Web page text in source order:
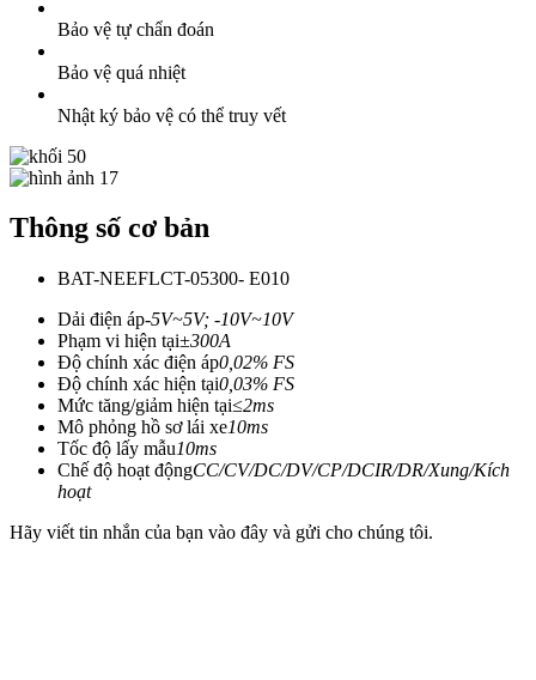
Bảo vệ tự chẩn đoán
Bảo vệ quá nhiệt
Nhật ký bảo vệ có thể truy vết
Thông số cơ bản
BAT-NEEFLCT-05300- E010
Dải điện áp-5V~5V; -10V~10V
Phạm vi hiện tại±300A
Độ chính xác điện áp0,02% FS
Độ chính xác hiện tại0,03% FS
Mức tăng/giảm hiện tại≤2ms
Mô phỏng hồ sơ lái xe10ms
Tốc độ lấy mẫu10ms
Chế độ hoạt độngCC/CV/DC/DV/CP/DCIR/DR/Xung/Kích
hoạt
Hãy viết tin nhắn của bạn vào đây và gửi cho chúng tôi.